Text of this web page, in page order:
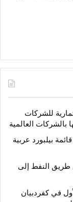
للشركات
العالمية
بيلبورد عربية
طريق النفط إلى
في كفردبيان